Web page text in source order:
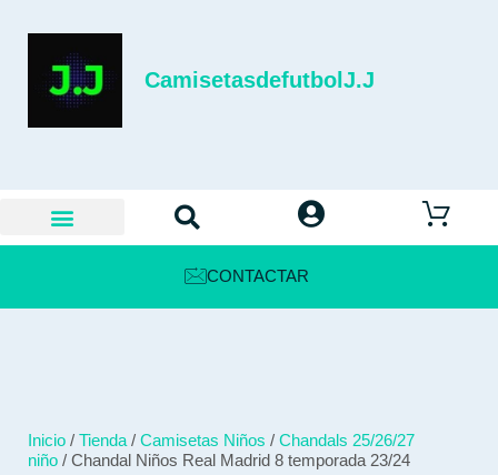
CamisetasdefutbolJ.J
CONTACTAR
Inicio / Tienda / Camisetas Niños / Chandals 25/26/27
niño / Chandal Niños Real Madrid 8 temporada 23/24